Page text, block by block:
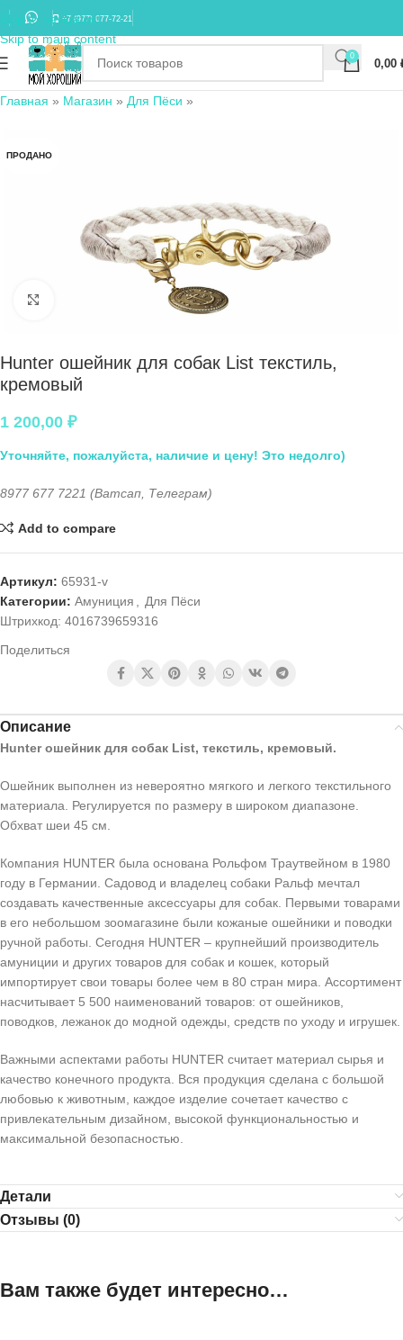
Skip to navigation
Skip to main content
+7 (977) 677-72-21
0
0,00
Главная » Магазин » Для Пёси »
ПРОДАНО
Нажмите, чтобы увеличить
Hunter ошейник для собак List текстиль,
кремовый
1 200,00 ₽
Уточняйте, пожалуйста, наличие и цену! Это недолго)
8977 677 7221 (Ватсап, Телеграм)
Add to compare
Артикул: 65931-v
Категории: Амуниция
Для Пёси
Штрихкод: 4016739659316
Поделиться
Описание
Hunter ошейник для собак List, текстиль, кремовый.
Ошейник выполнен из невероятно мягкого и легкого текстильного
материала. Регулируется по размеру в широком диапазоне.
Обхват шеи 45 см.
Компания HUNTER была основана Рольфом Траутвейном в 1980
году в Германии. Садовод и владелец собаки Ральф мечтал
создавать качественные аксессуары для собак. Первыми товарами
в его небольшом зоомагазине были кожаные ошейники и поводки
ручной работы. Сегодня HUNTER – крупнейший производитель
амуниции и других товаров для собак и кошек, который
импортирует свои товары более чем в 80 стран мира. Ассортимент
насчитывает 5 500 наименований товаров: от ошейников,
поводков, лежанок до модной одежды, средств по уходу и игрушек.
Важными аспектами работы HUNTER считает материал сырья и
качество конечного продукта. Вся продукция сделана с большой
любовью к животным, каждое изделие сочетает качество с
привлекательным дизайном, высокой функциональностью и
максимальной безопасностью.
Детали
Отзывы (0)
Вам также будет интересно…